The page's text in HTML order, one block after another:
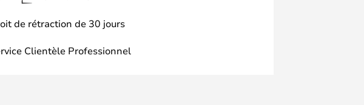
de rétraction de 30 jours
Clientèle Professionnel